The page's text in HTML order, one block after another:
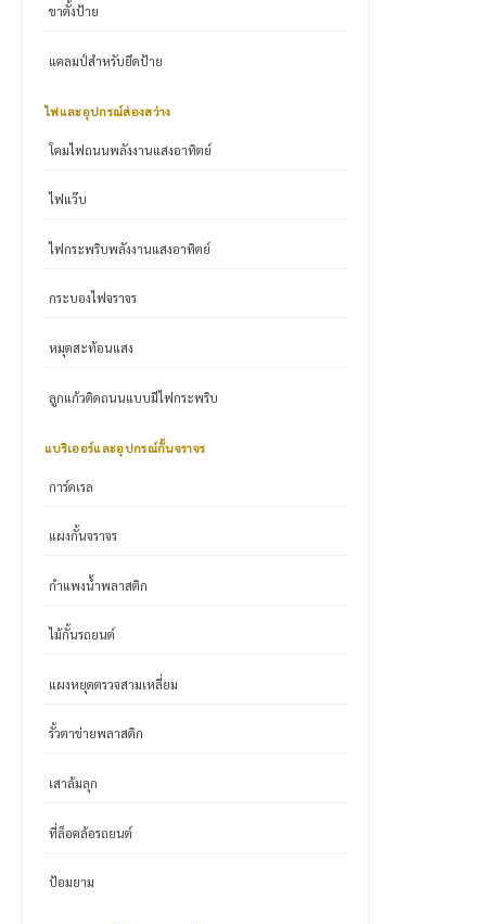
ขาตั้งป้าย
แคลมป์สำหรับยึดป้าย
ไฟและอุปกรณ์ส่องสว่าง
โคมไฟถนนพลังงานแสงอาทิตย์
ไฟแว๊บ
ไฟกระพริบพลังงานแสงอาทิตย์
กระบองไฟจราจร
หมุดสะท้อนแสง
ลูกแก้วติดถนนแบบมีไฟกระพริบ
แบริเออร์และอุปกรณ์กั้นจราจร
การ์ดเรล
แผงกั้นจราจร
กำแพงน้ำพลาสติก
ไม้กั้นรถยนต์
แผงหยุดตรวจสามเหลี่ยม
รั้วตาข่ายพลาสติก
เสาล้มลุก
ที่ล็อคล้อรถยนต์
ป้อมยาม